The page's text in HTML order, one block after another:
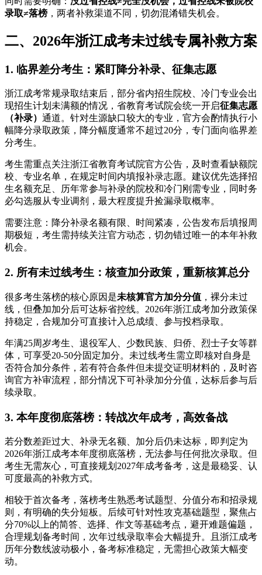
录取≠落榜 ，两者补救渠道不同，切勿混淆错失机会。
二、2026年浙江成考未过线专属补救方案
1. 临界差分考生：紧盯降分补录、征集志愿
浙江成考常规录取结束后，部分省内招生院校、冷门专业会出
现招生计划未满额的情况，省教育考试院会统一开启征集志愿
（补录） 通道。针对生源缺口较大的专业，官方会酌情执行小
幅降分录取政策，降分幅度通常不超过20分，专门面向临界差
分考生。
考生需重点关注浙江省教育考试院官方公告，及时查看缺额院
校、专业名单，在规定时间内填报补录志愿。建议优先选择招
生名额充足、历年常参与补录的院校和冷门刚需专业，同时务
必勾选服从专业调剂，最大程度提升捡漏录取概率。
需要注意：降分补录名额有限、时间紧凑，公告发布后填报周
期极短，考生需持续关注官方动态，切勿错过唯一的本年补救
机会。
2. 所有未过线考生：核查加分政策，重新核算总分
很多考生落榜的核心原因是未核算官方加分分值 ，裸分未过
线，但叠加加分后可达标省控线。2026年浙江成考加分政策保
持稳定，合规加分可直接计入总成绩、参与投档录取。
年满25周岁考生、退役军人、少数民族、归侨、烈士子女等群
体，可享受20-50分固定加分。未过线考生需立即核对自身是
否符合加分条件，若有符合条件但未提交证明材料的，及时咨
询官方补审流程，部分情况下可补录加分分值，达标后参与后
续录取。
3. 本年度彻底落榜：转战次年成考，高效备战
若分数差距过大、补录无名额、加分后仍未达标，即判定为
2026年浙江成考本年度彻底落榜，无法参与任何批次录取。但
考生无需灰心，可直接规划2027年成考备考，这是最稳妥、认
可度最高的补救方式。
相较于首次备考，落榜考生熟悉考试题型、分值分布和招录规
则，有明确的失分短板。后续可针对性攻克基础题型，聚焦占
分70%以上的简答、选择、作文等基础考点，避开难题偏题，
合理规划备考时间，次年过线录取率会大幅提升。且浙江成考
历年分数线波动极小，备考标准稳定，无需担心政策大幅变
动。